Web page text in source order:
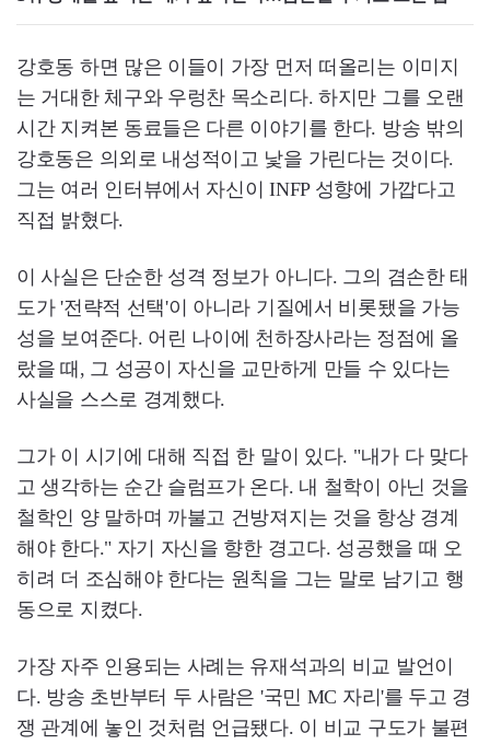
강호동 하면 많은 이들이 가장 먼저 떠올리는 이미지
는 거대한 체구와 우렁찬 목소리다. 하지만 그를 오랜
시간 지켜본 동료들은 다른 이야기를 한다. 방송 밖의
강호동은 의외로 내성적이고 낯을 가린다는 것이다.
그는 여러 인터뷰에서 자신이 INFP 성향에 가깝다고
직접 밝혔다.
이 사실은 단순한 성격 정보가 아니다. 그의 겸손한 태
도가 '전략적 선택'이 아니라 기질에서 비롯됐을 가능
성을 보여준다. 어린 나이에 천하장사라는 정점에 올
랐을 때, 그 성공이 자신을 교만하게 만들 수 있다는
사실을 스스로 경계했다.
그가 이 시기에 대해 직접 한 말이 있다. "내가 다 맞다
고 생각하는 순간 슬럼프가 온다. 내 철학이 아닌 것을
철학인 양 말하며 까불고 건방져지는 것을 항상 경계
해야 한다." 자기 자신을 향한 경고다. 성공했을 때 오
히려 더 조심해야 한다는 원칙을 그는 말로 남기고 행
동으로 지켰다.
가장 자주 인용되는 사례는 유재석과의 비교 발언이
다. 방송 초반부터 두 사람은 '국민 MC 자리'를 두고 경
쟁 관계에 놓인 것처럼 언급됐다. 이 비교 구도가 불편